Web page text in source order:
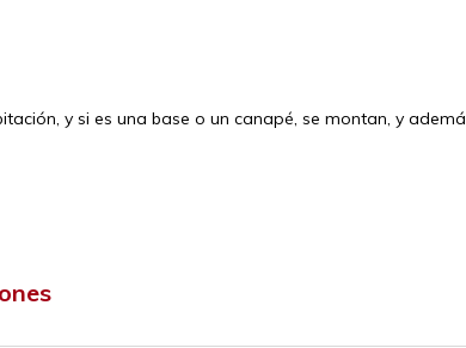
y si es una base o un canapé, se montan, y